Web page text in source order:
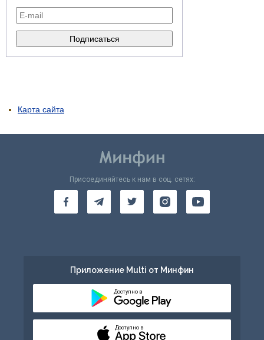
Карта сайта
Присоединяйтесь к нам в соц. сетях:
Приложение Multi от Минфин
Доступно в
Доступно в